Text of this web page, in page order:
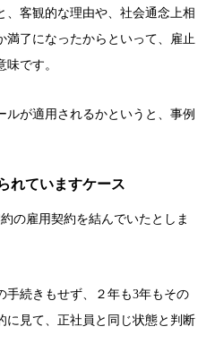
、客観的な理由や、社会通念上相
満了になったからといって、雇止
です。
ルが適用されるかというと、事例
れていますケース
の雇用契約を結んでいたとしま
手続きもせず、２年も3年もその
に見て、正社員と同じ状態と判断